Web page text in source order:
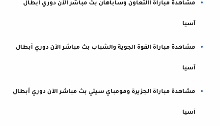
مشاهدة مباراة االتعاون وساباهان بث مباشر الآن دوري أبطال
آسيا
مشاهدة مباراة القوة الجوية والشباب بث مباشر الآن دوري أبطال
آسيا
مشاهدة مباراة الجزيرة ومومباي سيتي بث مباشر الآن دوري أبطال
آسيا